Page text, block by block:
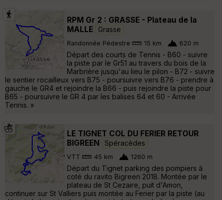
RPM Gr 2 : GRASSE - Plateau de la
MALLE
Grasse
Randonnée Pédestre 15 km 620 m
Départ des courts de Tennis - B60 - suivre
la piste par le Gr51 au travers du bois de la
Marbrière jusqu'au lieu le pilon - B72 - suivre
le sentier rocailleux vers B75 - poursuivre vers B76 - prendre à
gauche le GR4 et rejoindre la B66 - puis rejoindre la piste pour
B65 - poursuivre le GR 4 par les balises 64 et 60 - Arrivée
Tennis. »
LE TIGNET COL DU FERIER RETOUR
BIGREEN
Spéracèdes
VTT 45 km 1260 m
Départ du Tignet parking des pompiers à
coté du ravito Bigreen 2018. Montée par le
plateau de St Cezaire, puit d'Amon,
continuer sur St Valliers puis montée au Ferier par la piste (au